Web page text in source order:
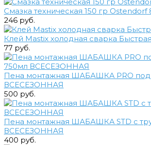
Смазка техническая 150 гр Ostendorf
246 руб.
Клей Mastix холодная сварка
77 руб.
Пена монтажная ШАБАШКА PRO под
ВСЕСЕЗОННАЯ
500 руб.
Пена монтажная ШАБАШКА STD с
ВСЕСЕЗОННАЯ
400 руб.